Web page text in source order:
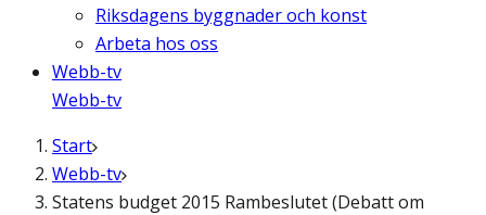
Riksdagens byggnader och konst
Arbeta hos oss
Webb-tv
Webb-tv
Start
Webb-tv
Statens budget 2015 Rambeslutet (Debatt om